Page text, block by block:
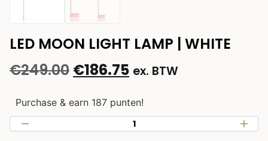
LED MOON LIGHT LAMP | WHITE
€249.00 €186.75 ex. BTW
Purchase & earn 187 punten!